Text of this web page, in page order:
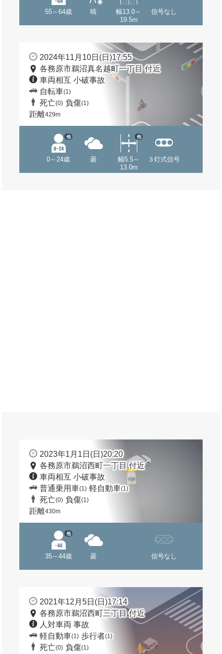
55～64歳 晴
幅13.0～
19.5m
信号なし
2024年11月10日(日)17:55
各務原市鵜沼真名越町一丁目 付近
車両相互 小破事故
自転車(1)
死亡(0) 負傷(1)
距離429m
0～24歳
他
曇
幅5.5～
13.0m
他
３灯式信号
2023年1月1日(日)20:20
各務原市鵜沼西町一丁目 付近
車両相互 小破事故
普通乗用車(1) 軽自動車(1)
死亡(0) 負傷(1)
距離430m
35～44歳
他
曇 信号なし
2021年12月5日(日)17:14
各務原市鵜沼西町三丁目 付近
人対車両 事故
軽自動車(1) 歩行者(1)
死亡(0) 負傷(1)